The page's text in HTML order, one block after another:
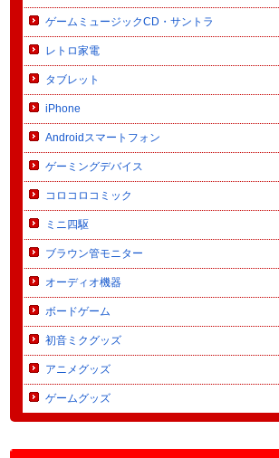
ゲームミュージックCD・サントラ
レトロ家電
タブレット
iPhone
Androidスマートフォン
ゲーミングデバイス
コロコロコミック
ミニ四駆
ブラウン管モニター
オーディオ機器
ボードゲーム
初音ミクグッズ
アニメグッズ
ゲームグッズ